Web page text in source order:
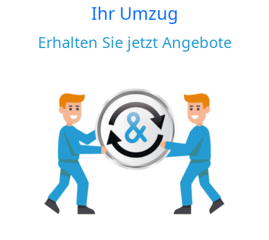
Ihr Umzug
Erhalten Sie jetzt Angebote